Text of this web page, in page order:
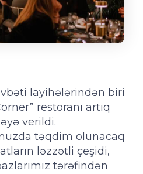
layihələrindən biri
restoranı artıq
verildi.
təqdim olunacaq
ləzzətli çeşidi,
tərəfindən